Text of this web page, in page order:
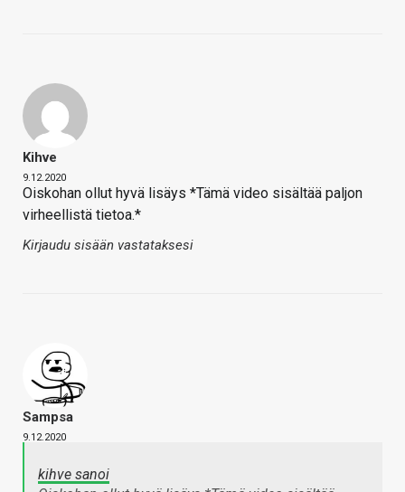
Kihve
9.12.2020
Oiskohan ollut hyvä lisäys *Tämä video sisältää paljon
virheellistä tietoa.*
Kirjaudu sisään vastataksesi
Sampsa
9.12.2020
kihve sanoi